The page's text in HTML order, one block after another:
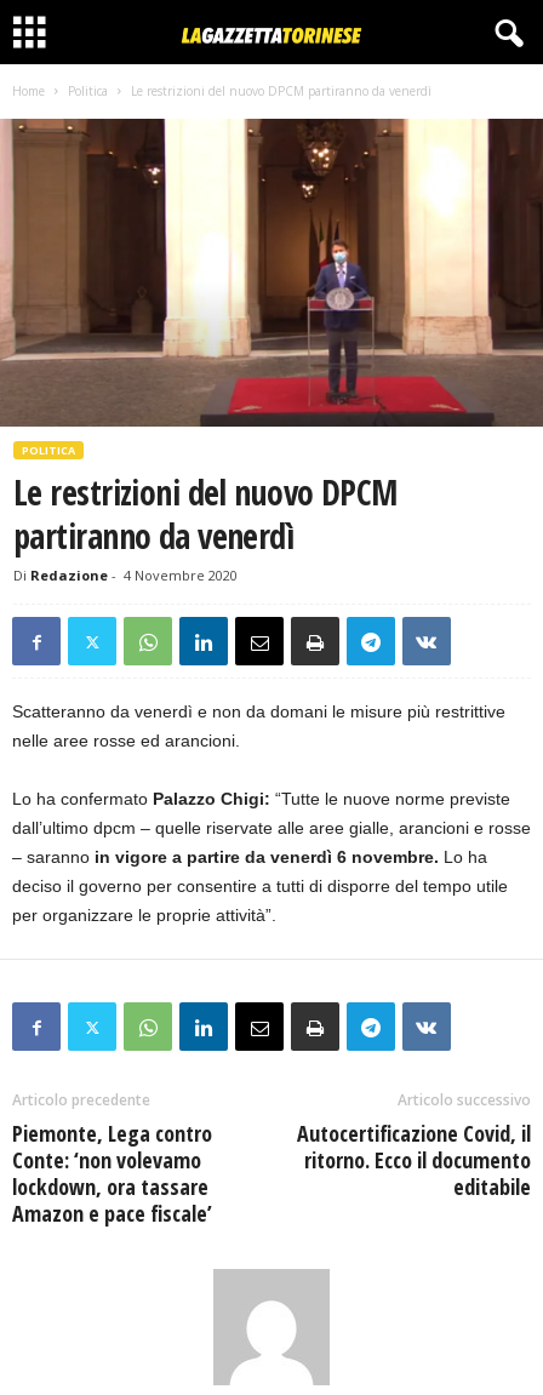
Home Politica Le restrizioni del nuovo DPCM partiranno da venerdì
POLITICA
Le restrizioni del nuovo DPCM
partiranno da venerdì
Di Redazione - 4 Novembre 2020
Scatteranno da venerdì e non da domani le misure più restrittive
nelle aree rosse ed arancioni.
Lo ha confermato Palazzo Chigi: “Tutte le nuove norme previste
dall’ultimo dpcm – quelle riservate alle aree gialle, arancioni e rosse
– saranno in vigore a partire da venerdì 6 novembre. Lo ha
deciso il governo per consentire a tutti di disporre del tempo utile
per organizzare le proprie attività”.
Articolo precedente
Piemonte, Lega contro
Conte: ‘non volevamo
lockdown, ora tassare
Amazon e pace fiscale’
Articolo successivo
Autocertificazione Covid, il
ritorno. Ecco il documento
editabile